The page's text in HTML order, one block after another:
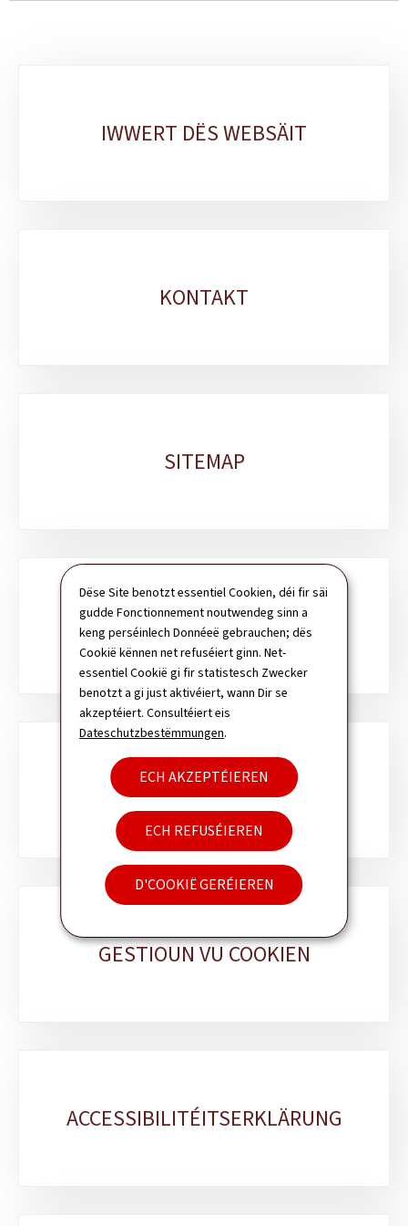
Dëse Site benotzt essentiel Cookien, déi fir säi
gudde Fonctionnement noutwendeg sinn a
keng perséinlech Donnéeë gebrauchen; dës
Cookië kënnen net refuséiert ginn. Net-
essentiel Cookië gi fir statistesch Zwecker
benotzt a gi just aktivéiert, wann Dir se
akzeptéiert. Consultéiert eis
Dateschutzbestëmmungen.
ECH AKZEPTÉIEREN
ECH REFUSÉIEREN
D'COOKIË GERÉIEREN
IWWERT DËS WEBSÄIT
KONTAKT
SITEMAP
SICH
NEWSLETTER
GESTIOUN VU COOKIEN
ACCESSIBILITÉITSERKLÄRUNG